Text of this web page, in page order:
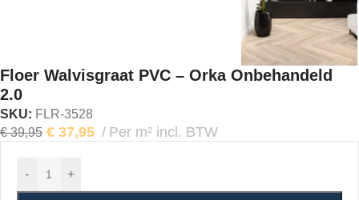
Floer Walvisgraat PVC – Orka Onbehandeld
2.0
SKU: FLR-3528
€39,95 € 37,95 Per m² incl. BTW
- +